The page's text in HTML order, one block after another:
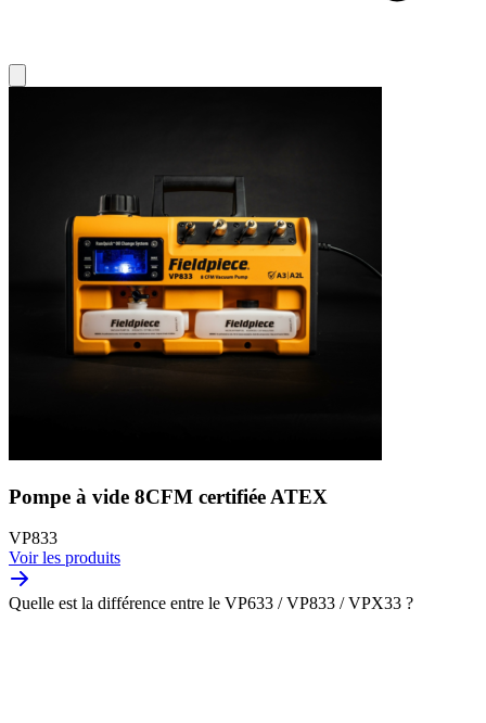
Pompe à vide 8CFM certifiée ATEX
VP833
Voir les produits
Quelle est la différence entre le VP633 / VP833 / VPX33 ?